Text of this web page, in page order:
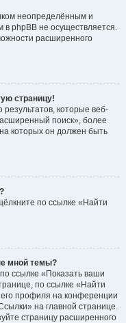
неопределённым и
в phpBB не осуществляется.
расширенного
страницу!
которые веб-
поиск», более
которых он должен быть
по ссылке «Найти
мной темы?
ссылке «Показать ваши
по ссылке «Найти
профиля на конференции
на главной странице.
страницу расширенного